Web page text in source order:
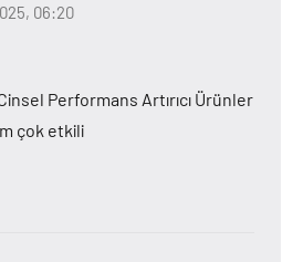
06:20
Performans Artırıcı Ürünler
çok etkili